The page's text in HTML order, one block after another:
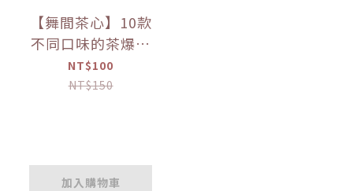
【舞間茶心】10款
不同口味的茶爆米
花 60g 【優惠限
定】
NT$100
NT$150
加入購物車